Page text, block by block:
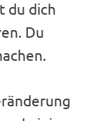
du dich
Du